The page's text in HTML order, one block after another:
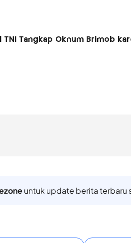
Tangkap Oknum Brimob
untuk update berita terbaru